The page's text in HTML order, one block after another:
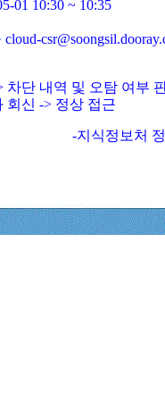
01 10:30 ~ 10:35
차단 내역 및 오탐 여부
회신 -> 정상 접근
-지식정보처